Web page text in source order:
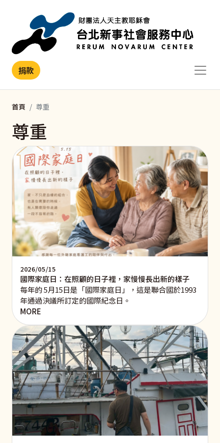
捐款
首頁 尊重
尊重
2026/05/15
國際家庭日：在照顧的日子裡，家慢慢長出新的樣子
每年的 5月15日是「國際家庭日」，這是聯合國於1993
年通過決議所訂定的國際紀念日。
MORE